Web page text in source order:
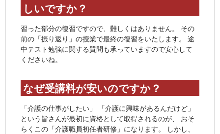
しいですか？
習った部分の復習ですので、難しくはありません。 その
前の「振り返り」の授業で最終の復習をいたします。 途
中テスト勉強に関する質問も承っていますので安心して
くださいね。
なぜ受講料が安いのですか？
「介護の仕事がしたい」 「介護に興味があるんだけど」
という皆さんが最初に資格として取得されるのが、 おそ
らくこの「介護職員初任者研修」になります。 しかし、